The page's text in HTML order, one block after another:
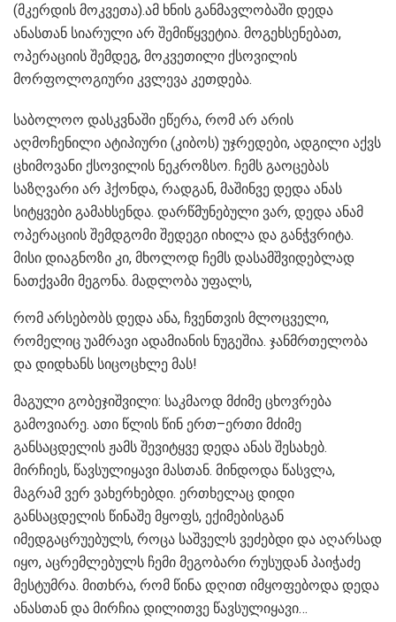
(მკერდის მოკვეთა).ამ ხნის განმავლობაში დედა
ანასთან სიარული არ შემიწყვეტია. მოგეხსენებათ,
ოპერაციის შემდეგ, მოკვეთილი ქსოვილის
მორფოლოგიური კვლევა კეთდება.
საბოლოო დასკვნაში ეწერა, რომ არ არის
აღმოჩენილი ატიპიური (კიბოს) უჯრედები, ადგილი აქვს
ცხიმოვანი ქსოვილის ნეკროზსო. ჩემს გაოცებას
საზღვარი არ ჰქონდა, რადგან, მაშინვე დედა ანას
სიტყვები გამახსენდა. დარწმუნებული ვარ, დედა ანამ
ოპერაციის შემდგომი შედეგი იხილა და განჭვრიტა.
მისი დიაგნოზი კი, მხოლოდ ჩემს დასამშვიდებლად
ნათქვამი მეგონა. მადლობა უფალს,
რომ არსებობს დედა ანა, ჩვენთვის მლოცველი,
რომელიც უამრავი ადამიანის ნუგეშია. ჯანმრთელობა
და დიდხანს სიცოცხლე მას!
მაგული გობეჯიშვილი: საკმაოდ მძიმე ცხოვრება
გამოვიარე. ათი წლის წინ ერთ–ერთი მძიმე
განსაცდელის ჟამს შევიტყვე დედა ანას შესახებ.
მირჩიეს, წავსულიყავი მასთან. მინდოდა წასვლა,
მაგრამ ვერ ვახერხებდი. ერთხელაც დიდი
განსაცდელის წინაშე მყოფს, ექიმებისგან
იმედგაცრუებულს, როცა საშველს ვეძებდი და აღარსად
იყო, აცრემლებულს ჩემი მეგობარი რუსუდან პაიჭაძე
მესტუმრა. მითხრა, რომ წინა დღით იმყოფებოდა დედა
ანასთან და მირჩია დილითვე წავსულიყავი…